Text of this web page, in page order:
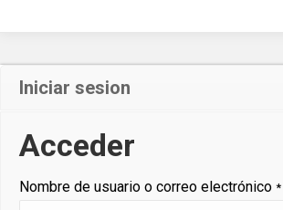
Iniciar sesion
Acceder
Nombre de usuario o correo electrónico *